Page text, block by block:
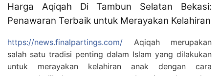
Harga Aqiqah Di Tambun Selatan Bekasi:
Penawaran Terbaik untuk Merayakan Kelahiran
https://news.finalpartings.com/ Aqiqah merupakan
salah satu tradisi penting dalam Islam yang dilakukan
untuk merayakan kelahiran anak dengan cara